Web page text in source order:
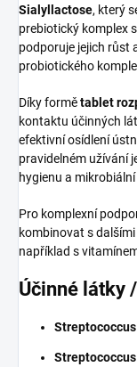
Sialyllactose, který
prebiotický komplex
podporuje jejich růst
probiotického
Díky formětablet
kontaktu účinných
efektivní osídlení
pravidelném užívání
hygienu a
Pro komplexní
kombinovat s
například s
Účinné látky